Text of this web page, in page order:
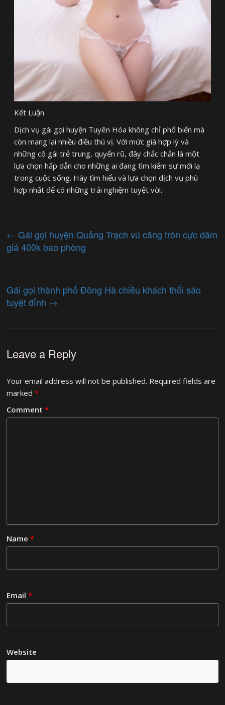
Kết Luận
Dịch vụ gái gọi huyện Tuyên Hóa không chỉ phổ biến mà
còn mang lại nhiều điều thú vị. Với mức giá hợp lý và
những cô gái trẻ trung, quyến rũ, đây chắc chắn là một
lựa chọn hấp dẫn cho những ai đang tìm kiếm sự mới lạ
trong cuộc sống. Hãy tìm hiểu và lựa chọn dịch vụ phù
hợp nhất để có những trải nghiệm tuyệt vời.
← Gái gọi huyện Quảng Trạch vú căng tròn cực dâm
giá 400k bao phòng
Gái gọi thành phố Đông Hà chiều khách thổi sáo
tuyệt đỉnh →
Leave a Reply
Your email address will not be published. Required fields are
marked*
Comment*
Name*
Email*
Website